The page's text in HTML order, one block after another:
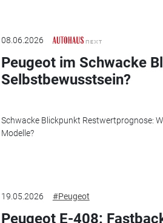
08.06.2026
Peugeot im Schwacke
Selbstbewusstsein?
Schwacke Blickpunkt Restwertprognose:
Modelle?
19.05.2026 #Peugeot
Peugeot E-408: